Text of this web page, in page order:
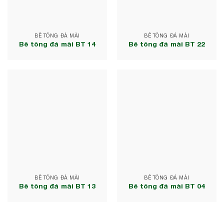
BÊ TÔNG ĐÁ MÀI
Bê tông đá mài BT 14
BÊ TÔNG ĐÁ MÀI
Bê tông đá mài BT 22
BÊ TÔNG ĐÁ MÀI
Bê tông đá mài BT 13
BÊ TÔNG ĐÁ MÀI
Bê tông đá mài BT 04